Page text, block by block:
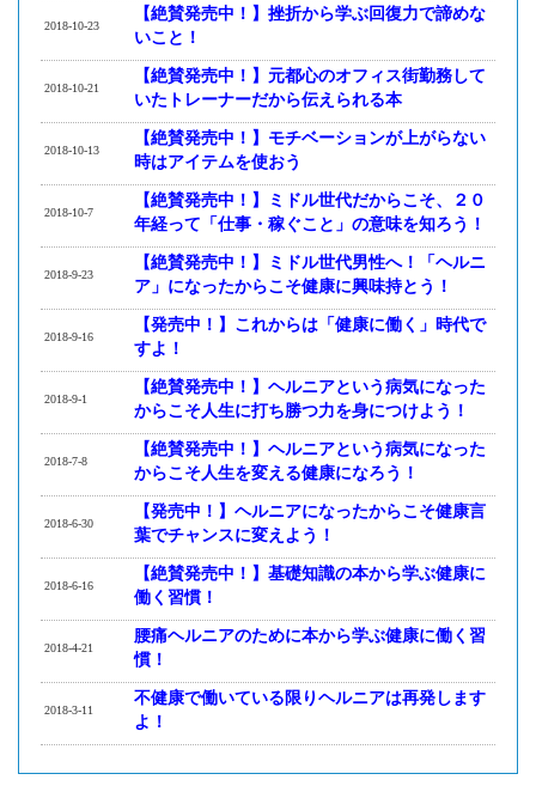
n
2018-10-23
【絶賛発売中！】挫折から学ぶ回復力で諦めな
いこと！
2018-10-21
【絶賛発売中！】元都心のオフィス街勤務して
いたトレーナーだから伝えられる本
2018-10-13
【絶賛発売中！】モチベーションが上がらない
時はアイテムを使おう
2018-10-7
【絶賛発売中！】ミドル世代だからこそ、２０
年経って「仕事・稼ぐこと」の意味を知ろう！
2018-9-23
【絶賛発売中！】ミドル世代男性へ！「ヘルニ
ア」になったからこそ健康に興味持とう！
2018-9-16
【発売中！】これからは「健康に働く」時代で
すよ！
2018-9-1
【絶賛発売中！】ヘルニアという病気になった
からこそ人生に打ち勝つ力を身につけよう！
2018-7-8
【絶賛発売中！】ヘルニアという病気になった
からこそ人生を変える健康になろう！
2018-6-30
【発売中！】ヘルニアになったからこそ健康言
葉でチャンスに変えよう！
2018-6-16
【絶賛発売中！】基礎知識の本から学ぶ健康に
働く習慣！
2018-4-21
腰痛ヘルニアのために本から学ぶ健康に働く習
慣！
2018-3-11
不健康で働いている限りヘルニアは再発します
よ！